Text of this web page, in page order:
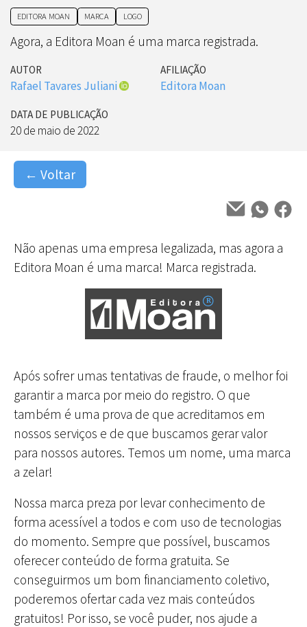
EDITORA MOAN MARCA LOGO
Agora, a Editora Moan é uma marca registrada.
AUTOR AFILIAÇÃO
Rafael Tavares Juliani Editora Moan
DATA DE PUBLICAÇÃO
20 de maio de 2022
← Voltar
Não apenas uma empresa legalizada, mas agora a
Editora Moan é uma marca! Marca registrada.
Após sofrer umas tentativas de fraude, o melhor foi
garantir a marca por meio do registro. O que
também é uma prova de que acreditamos em
nossos serviços e de que buscamos gerar valor
para nossos autores. Temos um nome, uma marca
a zelar!
Nossa marca preza por levar conhecimento de
forma acessível a todos e com uso de tecnologias
do momento. Sempre que possível, buscamos
oferecer conteúdo de forma gratuita. Se
conseguirmos um bom financiamento coletivo,
poderemos ofertar cada vez mais conteúdos
gratuitos! Por isso, se você puder, nos ajude a